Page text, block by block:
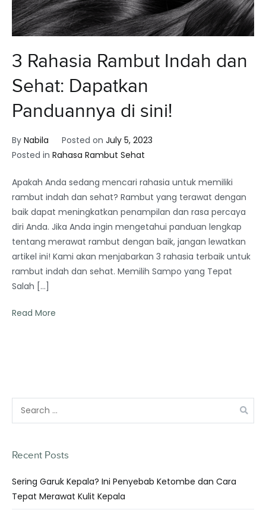
3 Rahasia Rambut Indah dan
Sehat: Dapatkan
Panduannya di sini!
By Nabila Posted on July 5, 2023
Posted in Rahasa Rambut Sehat
Apakah Anda sedang mencari rahasia untuk memiliki
rambut indah dan sehat? Rambut yang terawat dengan
baik dapat meningkatkan penampilan dan rasa percaya
diri Anda. Jika Anda ingin mengetahui panduan lengkap
tentang merawat rambut dengan baik, jangan lewatkan
artikel ini! Kami akan menjabarkan 3 rahasia terbaik untuk
rambut indah dan sehat. Memilih Sampo yang Tepat
Salah […]
Read More
Recent Posts
Sering Garuk Kepala? Ini Penyebab Ketombe dan Cara
Tepat Merawat Kulit Kepala